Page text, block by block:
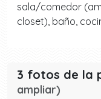
sala/comedor
closet), baño,
3 fotos de la
ampliar)